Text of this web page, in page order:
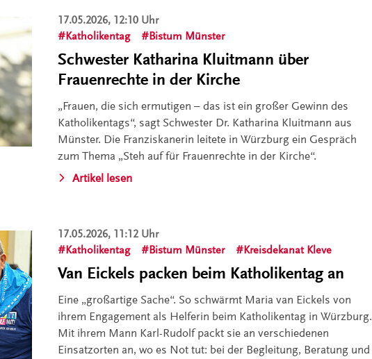
17.05.2026, 12:10 Uhr
Katholikentag
Bistum Münster
Schwester Katharina Kluitmann über
Frauenrechte in der Kirche
„Frauen, die sich ermutigen – das ist ein großer Gewinn des
Katholikentags“, sagt Schwester Dr. Katharina Kluitmann aus
Münster. Die Franziskanerin leitete in Würzburg ein Gespräch
zum Thema „Steh auf für Frauenrechte in der Kirche“.
Artikel lesen
17.05.2026, 11:12 Uhr
Katholikentag
Bistum Münster Kreisdekanat Kleve
Van Eickels packen beim Katholikentag an
Eine „großartige Sache“. So schwärmt Maria van Eickels von
ihrem Engagement als Helferin beim Katholikentag in Würzburg.
Mit ihrem Mann Karl-Rudolf packt sie an verschiedenen
Einsatzorten an, wo es Not tut: bei der Begleitung, Beratung und